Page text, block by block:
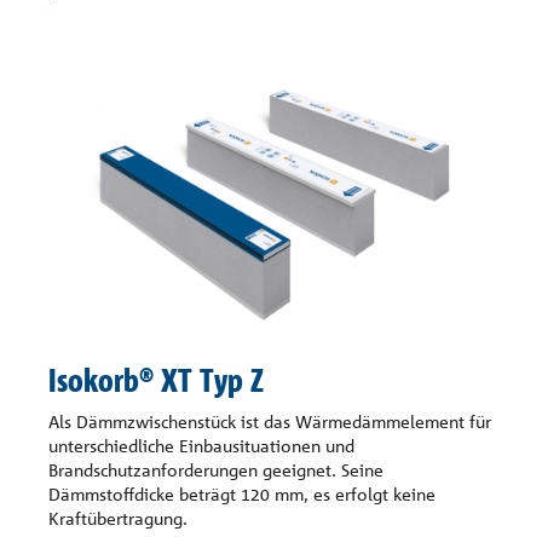
Isokorb® XT Typ Z
Als Dämmzwischenstück ist das Wärmedämmelement für
unterschiedliche Einbausituationen und
Brandschutzanforderungen geeignet. Seine
Dämmstoffdicke beträgt 120 mm, es erfolgt keine
Kraftübertragung.